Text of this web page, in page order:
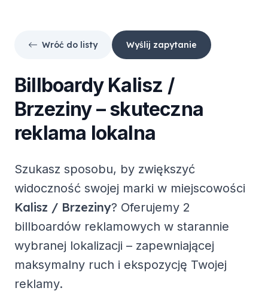
Wróć do listy Wyślij zapytanie
Billboardy Kalisz /
Brzeziny– skuteczna
reklama lokalna
Szukasz sposobu, by zwiększyć
widoczność swojej marki w miejscowości
Kalisz / Brzeziny? Oferujemy 2
billboardów reklamowych w starannie
wybranej lokalizacji – zapewniającej
maksymalny ruch i ekspozycję Twojej
reklamy.